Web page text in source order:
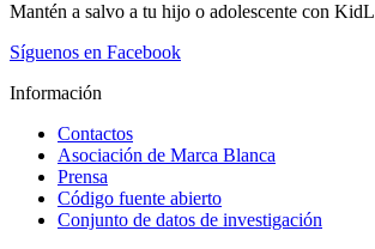
Mantén a salvo a tu hijo o adolescente con
Síguenos en Facebook
Información
Contactos
Asociación de Marca Blanca
Prensa
Código fuente abierto
Conjunto de datos de investigación